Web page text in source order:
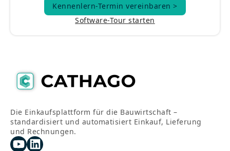
Kennenlern-Termin vereinbaren >
Kennenlern-Termin vereinbaren >
Software-Tour starten
Die Einkaufsplattform für die Bauwirtschaft –
standardisiert und automatisiert Einkauf, Lieferung
und Rechnungen.